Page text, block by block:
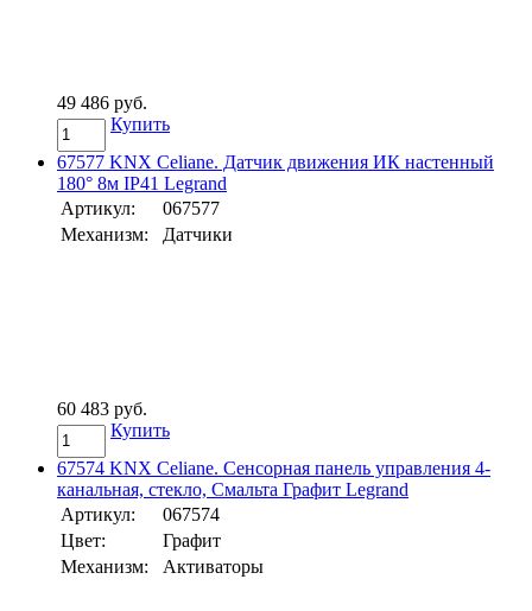
49 486 руб.
Купить
67577 KNX Celiane. Датчик движения ИК настенный
180° 8м IP41 Legrand
Артикул:
067577
Механизм:
Датчики
60 483 руб.
Купить
67574 KNX Celiane. Сенсорная панель управления 4-
канальная, стекло, Смальта Графит Legrand
Артикул:
067574
Цвет:
Графит
Механизм:
Активаторы